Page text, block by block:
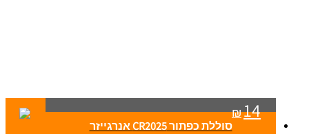
₪14
סוללת כפתור CR2025 אנרגייזר